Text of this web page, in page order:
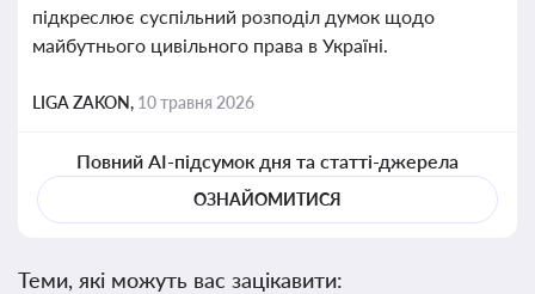
підкреслює суспільний розподіл думок щодо
майбутнього цивільного права в Україні.
LIGA ZAKON, 10 травня 2026
Повний AI-підсумок дня та статті-джерела
ОЗНАЙОМИТИСЯ
Теми, які можуть вас зацікавити: